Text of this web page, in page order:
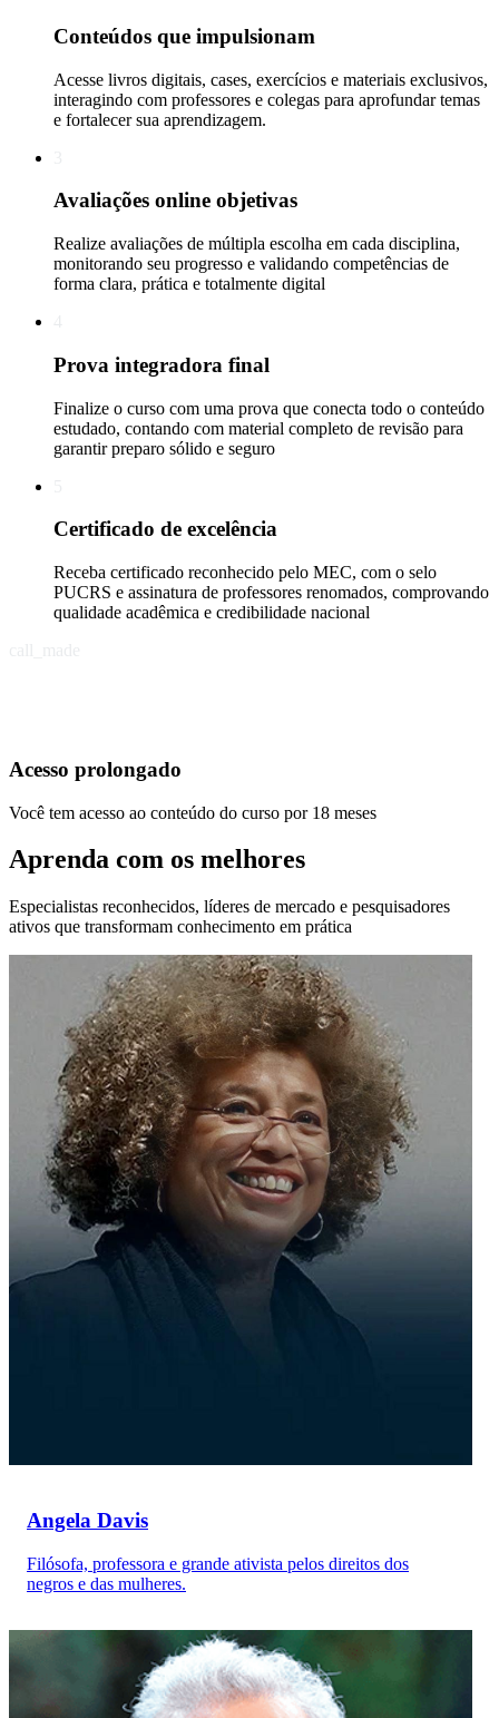
Conteúdos que impulsionam
Acesse livros digitais, cases, exercícios e materiais exclusivos,
interagindo com professores e colegas para aprofundar temas
e fortalecer sua aprendizagem.
Avaliações online objetivas
Realize avaliações de múltipla escolha em cada disciplina,
monitorando seu progresso e validando competências de
forma clara, prática e totalmente digital
Prova integradora final
Finalize o curso com uma prova que conecta todo o conteúdo
estudado, contando com material completo de revisão para
garantir preparo sólido e seguro
Certificado de excelência
Receba certificado reconhecido pelo MEC, com o selo
PUCRS e assinatura de professores renomados, comprovando
qualidade acadêmica e credibilidade nacional
Acesso prolongado
Você tem acesso ao conteúdo do curso por 18 meses
Aprenda com os melhores
Especialistas reconhecidos, líderes de mercado e pesquisadores
ativos que transformam conhecimento em prática
Angela Davis
Filósofa, professora e grande ativista pelos direitos dos
negros e das mulheres.